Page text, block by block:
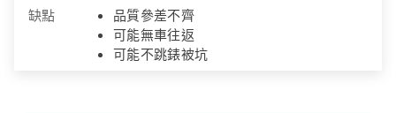
缺點
品質參差不齊
可能無車往返
可能不跳錶被坑